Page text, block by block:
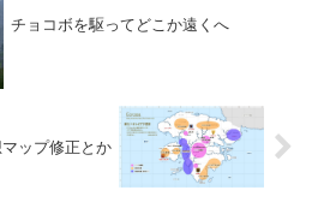
チョコボを駆ってどこか遠くへ
ップ修正とか